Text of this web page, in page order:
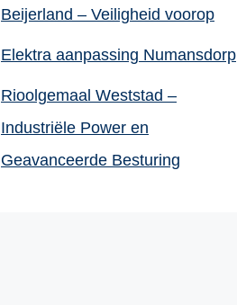
Beijerland – Veiligheid voorop
Elektra aanpassing Numansdorp
Rioolgemaal Weststad –
Industriële Power en
Geavanceerde Besturing